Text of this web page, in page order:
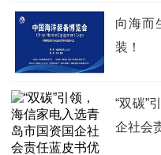
向海而
装！
“双碳”
企社会